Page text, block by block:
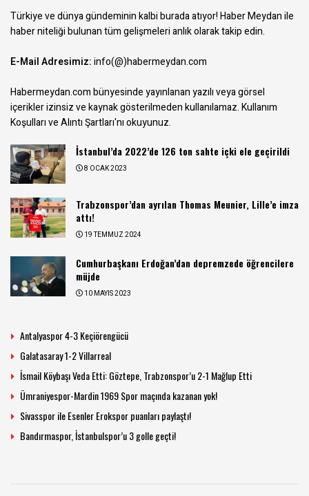
Türkiye ve dünya gündeminin kalbi burada atıyor! Haber Meydan ile
haber niteliği bulunan tüm gelişmeleri anlık olarak takip edin.
E-Mail Adresimiz:info(@)habermeydan.com
Habermeydan.com bünyesinde yayınlanan yazılı veya görsel
içerikler izinsiz ve kaynak gösterilmeden kullanılamaz.Kullanım
Koşulları ve Alıntı Şartları'nı okuyunuz.
İstanbul’da 2022’de 126 ton sahte içki ele geçirildi
8 OCAK 2023
Trabzonspor’dan ayrılan Thomas Meunier, Lille’e imza
attı!
19 TEMMUZ 2024
Cumhurbaşkanı Erdoğan’dan depremzede öğrencilere
müjde
10 MAYIS 2023
Antalyaspor 4-3 Keçiörengücü
Galatasaray 1-2 Villarreal
İsmail Köybaşı Veda Etti: Göztepe, Trabzonspor’u 2-1 Mağlup Etti
Ümraniyespor-Mardin 1969 Spor maçında kazanan yok!
Sivasspor ile Esenler Erokspor puanları paylaştı!
Bandırmaspor, İstanbulspor’u 3 golle geçti!